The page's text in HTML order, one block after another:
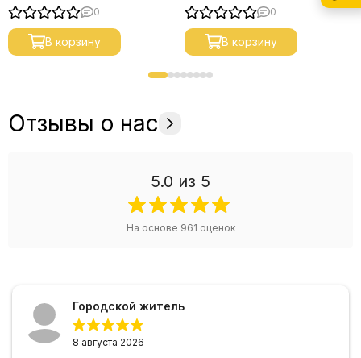
0
В корзину
0
В корзину
Отзывы о нас
5.0 из 5
На основе 961 оценок
Городской житель
8 августа 2026